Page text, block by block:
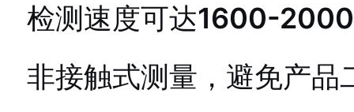
检测速度可达1600-
非接触式测量，避免产品